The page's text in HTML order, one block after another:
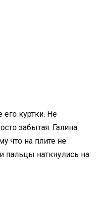
куртки. Не
забытая. Галина
что на плите не
пальцы наткнулись на